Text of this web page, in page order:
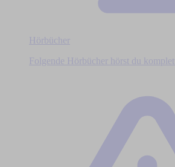
Hörbücher
Folgende Hörbücher hörst du